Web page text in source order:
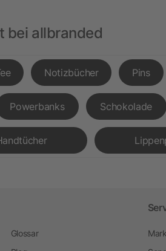
bei allbranded
Notizbücher Pins
Powerbanks Schokolade
Glossar